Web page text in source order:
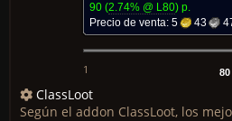
90 (2.74% @ L80) p.
Precio de venta: 5 43
1
ClassLoot
Según el addon ClassLoot, los